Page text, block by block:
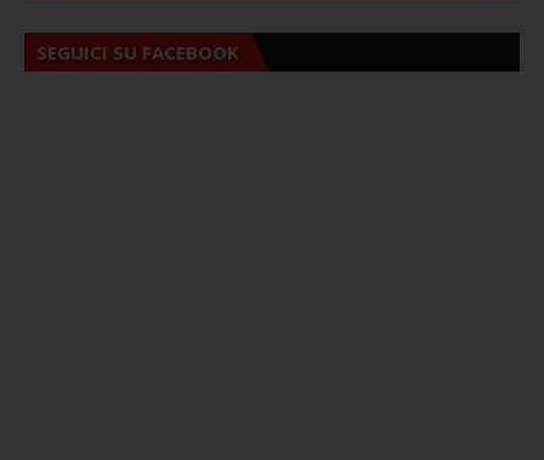
SEGUICI SU FACEBOOK